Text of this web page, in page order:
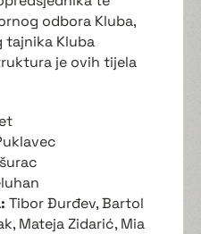
odbora Kluba,
tajnika Kluba
je ovih tijela
Tibor Đurđev, Bartol
Mateja Zidarić, Mia